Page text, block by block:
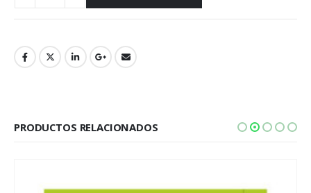
PRODUCTOS RELACIONADOS